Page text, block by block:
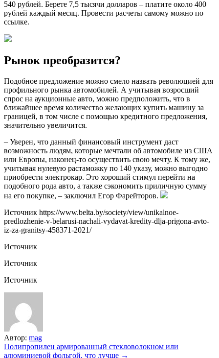
540 рублей. Берете 7,5 тысячи долларов – платите около 400
рублей каждый месяц. Провести расчеты самому можно по
ссылке.
Рынок преобразится?
Подобное предложение можно смело назвать революцией для
профильного рынка автомобилей. А учитывая возросший
спрос на аукционные авто, можно предположить, что в
ближайшее время количество желающих купить машину за
границей, в том числе с помощью кредитного предложения,
значительно увеличится.
– Уверен, что данный финансовый инструмент даст
возможность людям, которые мечтали об автомобиле из США
или Европы, наконец-то осуществить свою мечту. К тому же,
учитывая нулевую растаможку по 140 указу, можно выгодно
приобрести электрокар. Это хороший стимул перейти на
подобного рода авто, а также сэкономить приличную сумму
на его покупке, – заключил Егор Фарейторов.
Источник https://www.belta.by/society/view/unikalnoe-
predlozhenie-v-belarusi-nachali-vydavat-kredity-dlja-prigona-avto-
iz-za-granitsy-458371-2021/
Источник
Источник
Источник
Автор: mag
Навигация
Полипропилен армированный стекловолокном или
алюминиевой фольгой, что лучше →